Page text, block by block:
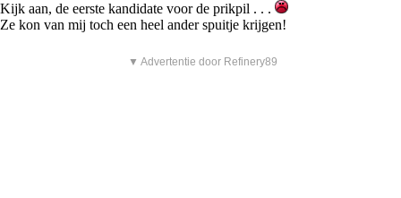
Kijk aan, de eerste kandidate voor de prikpil . . .
Ze kon van mij toch een heel ander spuitje krijgen!
▼ Advertentie door Refinery89